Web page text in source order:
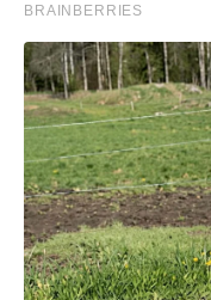
BRAINBERRIES